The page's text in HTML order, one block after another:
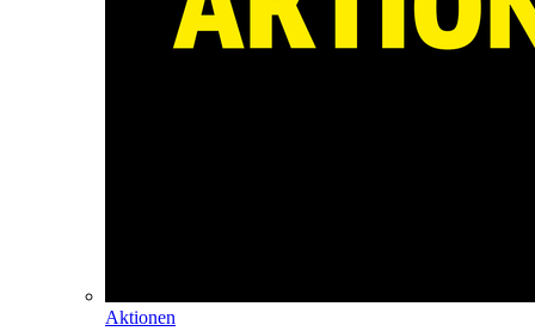
Aktionen